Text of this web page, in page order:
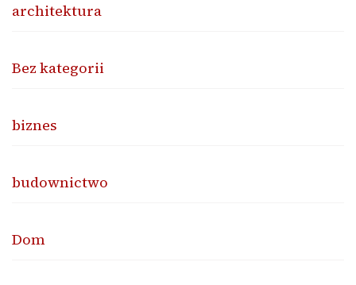
architektura
Bez kategorii
biznes
budownictwo
Dom